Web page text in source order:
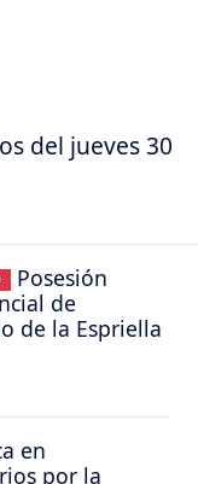
del jueves 30
Posesión
de
de la Espriella
en
por la